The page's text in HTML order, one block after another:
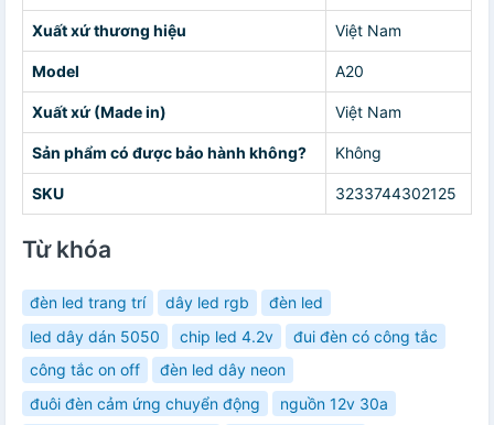
Xuất xứ thương hiệu Việt Nam
Model A20
Xuất xứ (Made in) Việt Nam
Sản phẩm có được bảo hành không? Không
SKU 3233744302125
Từ khóa
đèn led trang trí dây led rgb
đèn led
led dây dán 5050
chip led 4.2v
đui đèn có công tắc
công tắc on off
đèn led dây neon
đuôi đèn cảm ứng chuyển động
nguồn 12v 30a